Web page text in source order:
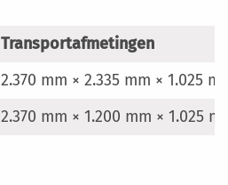
Transportafmetingen
2.370 mm × 2.335 mm × 1.025
2.370 mm × 1.200 mm × 1.025